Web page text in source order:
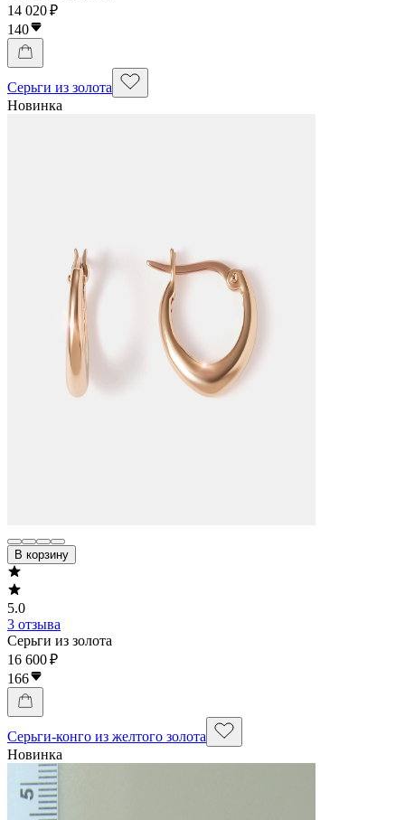
14 020 ₽
140
Серьги из золота
Новинка
В корзину
5.0
3 отзыва
Серьги из золота
16 600 ₽
166
Серьги-конго из желтого золота
Новинка